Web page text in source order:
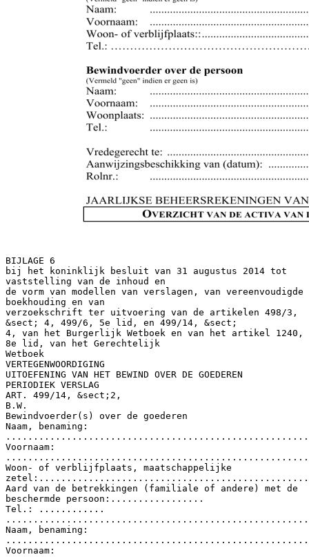
BIJLAGE 6 bij het koninklijk besluit van 31 augustus 2014 tot vaststelling van de inhoud en de vorm van modellen van verslagen, van vereenvoudigde boekhouding en van verzoekschrift ter uitvoering van de artikelen 498/3, &sect; 4, 499/6, 5e lid, en 499/14, &sect; 4, van het Burgerlijk Wetboek en van het artikel 1240, 8e lid, van het Gerechtelijk Wetboek VERTEGENWOORDIGING UITOEFENING VAN HET BEWIND OVER DE GOEDEREN PERIODIEK VERSLAG ART. 499/14, &sect;2, B.W. Bewindvoerder(s) over de goederen Naam, benaming: ............................................................................................................. Voornaam: ..................................................................................................................... Woon- of verblijfplaats, maatschappelijke zetel:.............................................................. Aard van de betrekkingen (familiale of andere) met de beschermde persoon:................. Tel.: ............ ..................................................................................................................... Naam, benaming: ............................................................................................................. Voornaam: ..................................................................................................................... Woon- of verblijfplaats, maatschappelijke zetel:.............................................................. Aard van de betrekkingen (familiale of andere) met de beschermde persoon:................. Tel.: ............ ..................................................................................................................... Beschermde persoon Naam: ..................................................................................................................... Voornaam: ..................................................................................................................... Geboortedatum:................................................................................................................. Woonplaats: ..................................................................................................................... Verblijfplaats: ................................................................................................................... Vertrouwenspersoon (Vermeld &quot;geen&quot; indien er geen is) Naam: ..................................................................................................................... Voornaam: ..................................................................................................................... Woon- of verblijfplaats:: ................................................................................................... Tel.: ……………………………………………………………………………………... Bewindvoerder over de persoon (Vermeld &quot;geen&quot; indien er geen is) Naam: Voornaam: Woonplaats: Tel.: ..................................................................................................................... ..................................................................................................................... ..................................................................................................................... ..................................................................................................................... Vredegerecht te: ............................................................................................................... Aanwijzingsbeschikking van (datum): ............................................................................ Rolnr.: ..................................................................................................................... JAARLIJKSE BEHEERSREKENINGEN VAN (datum) ... TOT (datum) ............ OVERZICHT VAN DE ACTIVA VAN DE BESCHERMDE PERSOON - Bij aanvang van de periode (overname van de totalen uit het voorgaande verslag) Kastegoeden en banktegoeden (totaal F, rubriek II voorgaand verslag) .............................. €(G) Aantal onroerende goederen (rubriek III voorgaand verslag) ................................................. Andere belangrijke vermogensbestanddelen (rubriek IV voorgaand verslag) ...................... € Schulden (rubriek V voorgaand verslag) .............................................................................. € -Aan het einde van de periode I) Kastegoeden ........................(A) II) Banktegoeden Tegoeden op zichtrekening (kopie rekeninguittreksel bijvoegen) (vermeld &quot;geen&quot; indien er geen is) Bank .............................. .............................. .............................. Rekeningnummer ............................................... ............................................... ............................................... Subtotaal B Datum rekeninguittreksels Saldo ...................... ................................ ...................... ................................ ...................... ................................ .......................... (B) Tegoeden op spaarrekening (kopie rekeninguittreksel bijvoegen) (Vermeld &quot;geen&quot; indien er geen zijn) Bank .............................. .............................. .............................. Rekeningnummer ............................................... ............................................... ............................................... Subtotaal C Datum rekeninguittreksels Saldo ...................... ................................ ...................... ................................ ...................... ................................ .......................... (C) Tegoeden op effectenrekening (kopie attest financi&euml;le instelling bijvoegen) (Vermeld &quot;geen&quot; indien er geen zijn) Bank .............................. .............................. .............................. Subtotaal D Rekeningnummer ............................................... ............................................... ............................................... Datum rekeninguittreksels Saldo ...................... ................................ ...................... ................................ ...................... ................................ .......................... (D) Tegoeden op buitenlandse rekeningen (kopie attest financi&euml;le instelling bijvoegen) (Vermeld &quot;geen&quot; indien er geen zijn) Valuta ($, &pound;) € Bank ................ ................ ................ ............. ............. ............. Rekeningnummer ............................. ............................. ............................. Subtotaal E Datum uittreksels Saldo in valuta Waardering in ......................... ......................... ......................... ....................... ....................... ....................... .................. .................. .................. ...........................(E) Totaal van de activa aan het einde van de periode (A + B + C + D + E) ....................... (F) Verschil tussen de financi&euml;le activa bij aanvang en aan het einde van de periode (G – F) ............................. Eventuele opmerkingen ...................................................................................................................................... ...................................................................................................................................... ...................................................................................................................................... ...................................................................................................................................... ...................................................................................................................................... III) Onroerende goederen (Vermeld &quot;nihil&quot; indien er geen zijn, voeg eventueel een bijgaande omschrijving toe indien het formulier niet zou volstaan) Aantal ........ Beschrijving Adres .............................................................................................................................. Type van onroerend goed (appartement, huis, grond...) . ............................................................. Staat van het onroerend goed .......................................................................................... Wijze van bezetting (door de beschermde persoon, verhuurd, leegstaand; vermeld in voorkomend geval de verhuurprijs) ……………………………………………………………………………………………………………………… Beschrijving Adres .............................................................................................................................. Type van onroerend goed (appartement, huis, grond...) . ............................................................. Staat van het onroerend goed .......................................................................................... Wijze van bezetting (door de beschermde persoon, verhuurd, leegstaand; vermeld in voorkomend geval de verhuurprijs) ……………………………………………………………………………………………………………………… Beschrijving Adres .............................................................................................................................. Type van onroerend goed (appartement, huis, grond...) . ............................................................. Staat van het onroerend goed .......................................................................................... Wijze van bezetting (door de beschermde persoon, verhuurd, leegstaand; vermeld in voorkomend geval de verhuurprijs) ……………………………………………………………………………………………………………………… IV) Andere belangrijke roerende activa (Vermeld &quot;nihil&quot; indien er geen zijn, voeg eventueel een bijgaande omschrijving toe indien het formulier niet zou volstaan) ...........................................................................................